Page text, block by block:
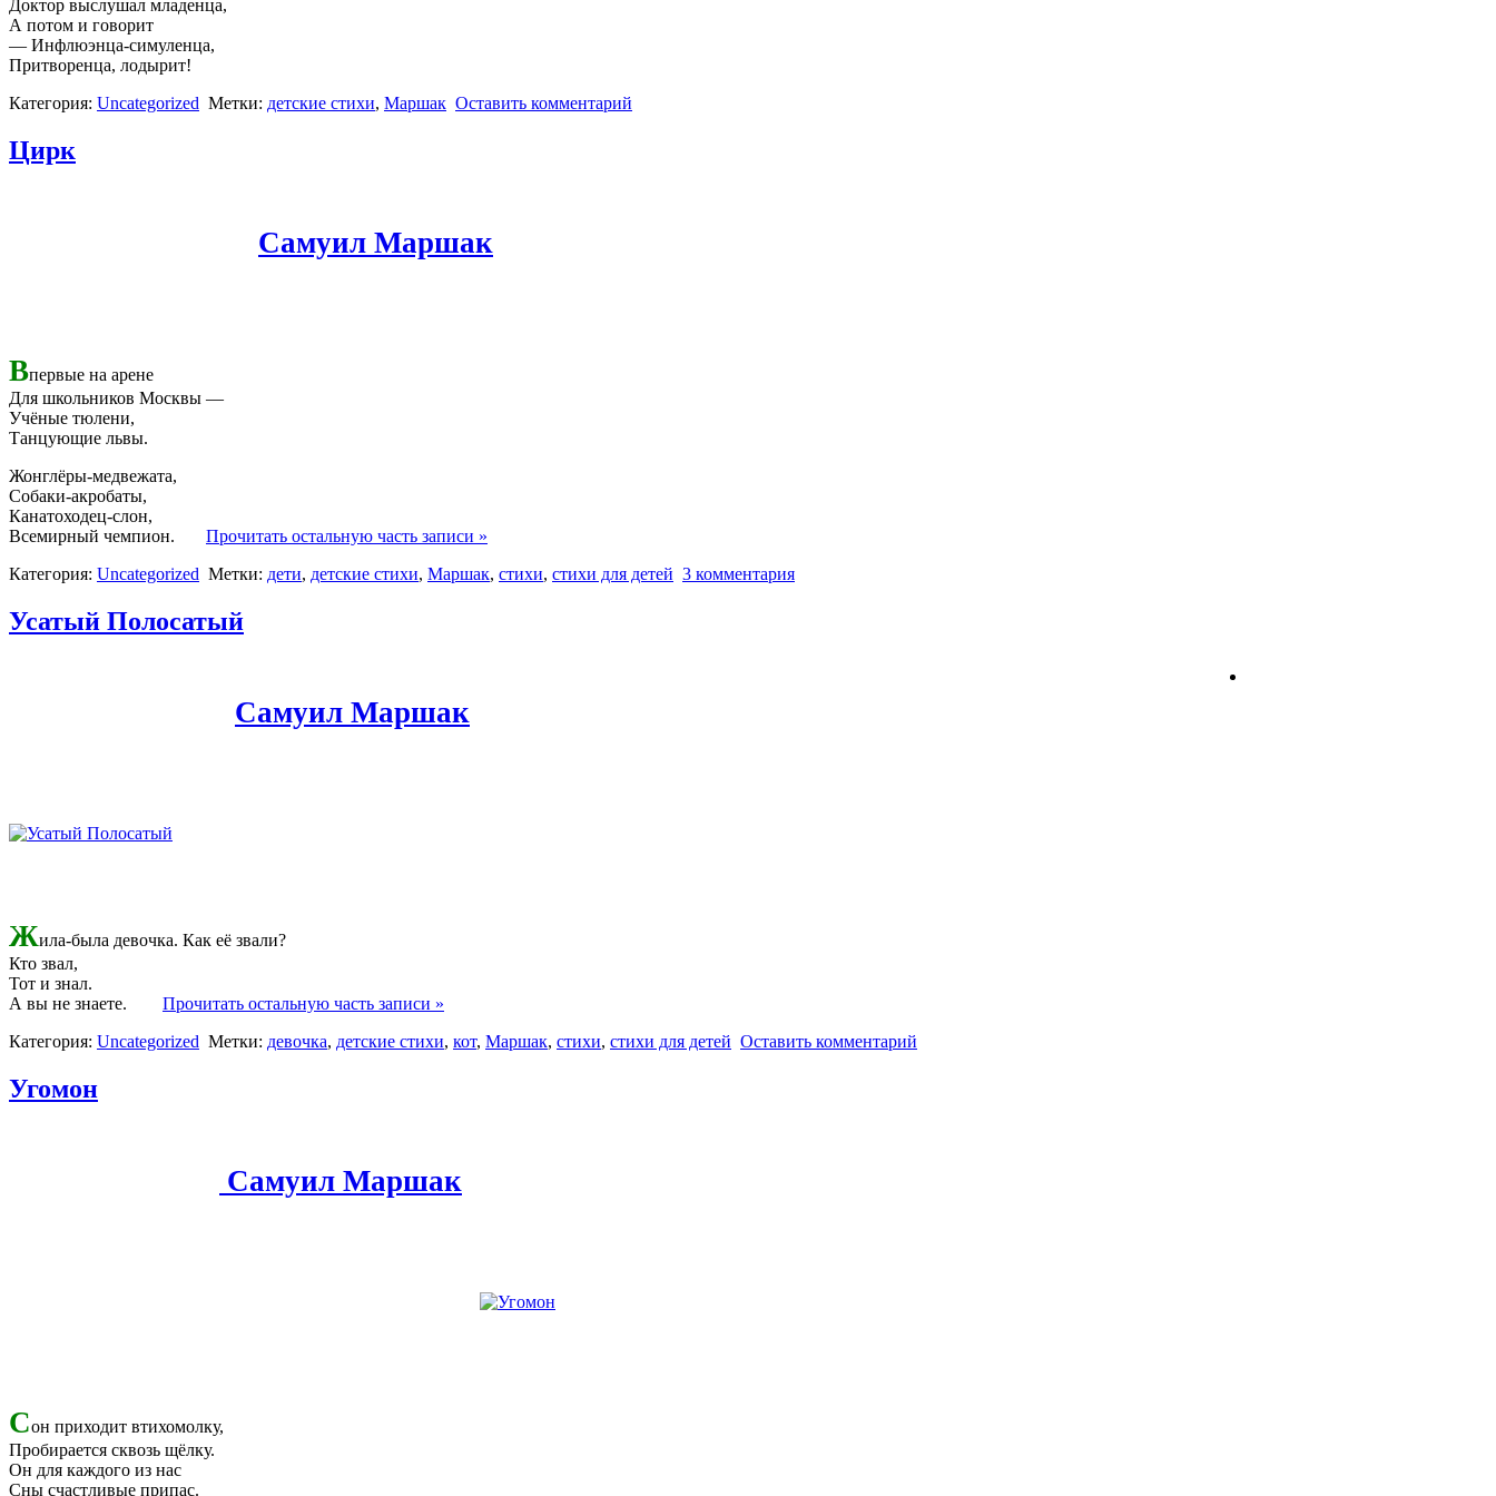
Доктор выслушал младенца,
А потом и говорит
— Инфлюэнца-симуленца,
Притворенца, лодырит!
Категория: Uncategorized Метки: детские стихи, Маршак Оставить комментарий
Цирк
Самуил Маршак
Впервые на арене
Для школьников Москвы —
Учёные тюлени,
Танцующие львы.
Жонглёры-медвежата,
Собаки-акробаты,
Канатоходец-слон,
Всемирный чемпион. Прочитать остальную часть записи »
Категория: Uncategorized Метки: дети, детские стихи, Маршак, стихи, стихи для детей 3 комментария
Усатый Полосатый
Самуил Маршак
Жила-была девочка. Как её звали?
Кто звал,
Тот и знал.
А вы не знаете. Прочитать остальную часть записи »
Категория: Uncategorized Метки: девочка, детские стихи, кот, Маршак, стихи, стихи для детей Оставить комментарий
Угомон
Самуил Маршак
Сон приходит втихомолку,
Пробирается сквозь щёлку.
Он для каждого из нас
Сны счастливые припас.